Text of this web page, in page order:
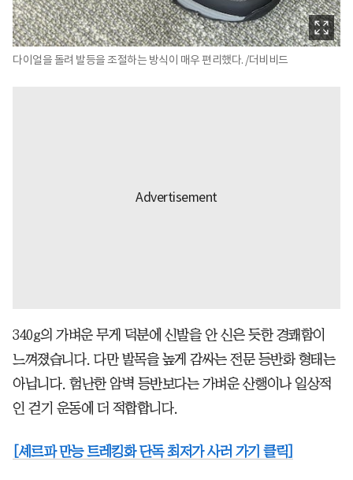
다이얼을 돌려 발등을 조절하는 방식이 매우 편리했다. /더비비드
340g의 가벼운 무게 덕분에 신발을 안 신은 듯한 경쾌함이
느껴졌습니다. 다만 발목을 높게 감싸는 전문 등반화 형태는
아닙니다. 험난한 암벽 등반보다는 가벼운 산행이나 일상적
인 걷기 운동에 더 적합합니다.
[셰르파 만능 트레킹화 단독 최저가 사러 가기 클릭]